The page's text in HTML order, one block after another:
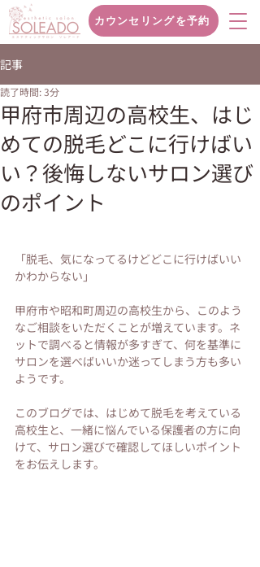
カウンセリングを予約
記事
甲府市周辺の高校生、はじ
めての脱毛どこに行けばい
い？後悔しないサロン選び
のポイント
読了時間: 3分
「脱毛、気になってるけどどこに行けばいい
かわからない」
甲府市や昭和町周辺の高校生から、このよう
なご相談をいただくことが増えています。ネ
ットで調べると情報が多すぎて、何を基準に
サロンを選べばいいか迷ってしまう方も多い
ようです。
このブログでは、はじめて脱毛を考えている
高校生と、一緒に悩んでいる保護者の方に向
けて、サロン選びで確認してほしいポイント
をお伝えします。